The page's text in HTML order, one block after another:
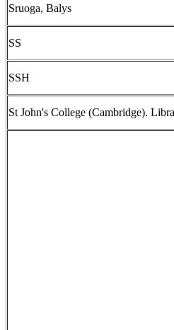
Sruoga, Balys
SS
SSH
St John's College (Cambridge).